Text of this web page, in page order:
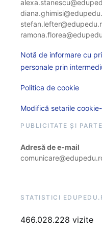
Notă de informare cu
personale prin
Politica de cookie
Modifică setarile
PUBLICITATE ȘI
Adresă de e-mail
STATISTICI
466.028.228 vizite